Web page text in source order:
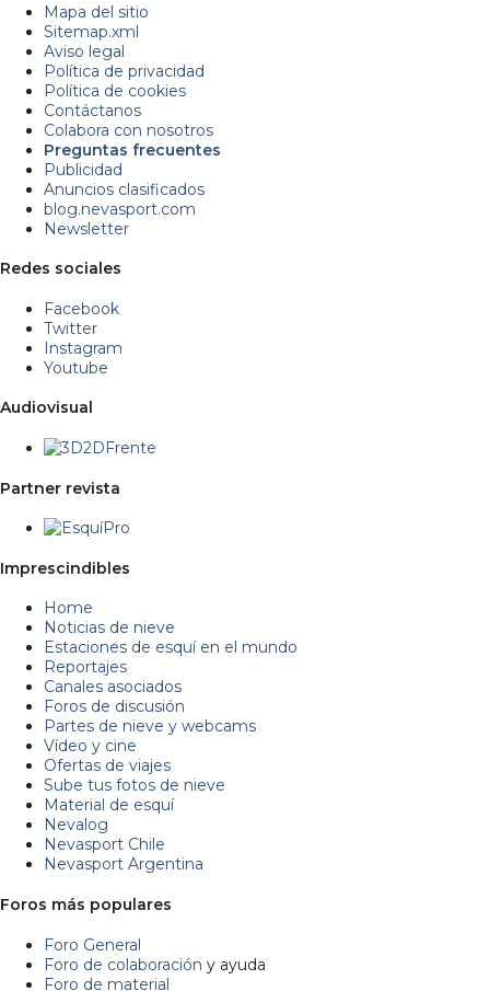
Mapa del sitio
Sitemap.xml
Aviso legal
Política de privacidad
Política de cookies
Contáctanos
Colabora con nosotros
Preguntas frecuentes
Publicidad
Anuncios clasificados
blog.nevasport.com
Newsletter
Redes sociales
Facebook
Twitter
Instagram
Youtube
Audiovisual
Partner revista
Imprescindibles
Home
Noticias de nieve
Estaciones de esquí en el mundo
Reportajes
Canales asociados
Foros de discusión
Partes de nieve y webcams
Vídeo y cine
Ofertas de viajes
Sube tus fotos de nieve
Material de esquí
Nevalog
Nevasport Chile
Nevasport Argentina
Foros más populares
Foro General
Foro de colaboración y ayuda
Foro de material